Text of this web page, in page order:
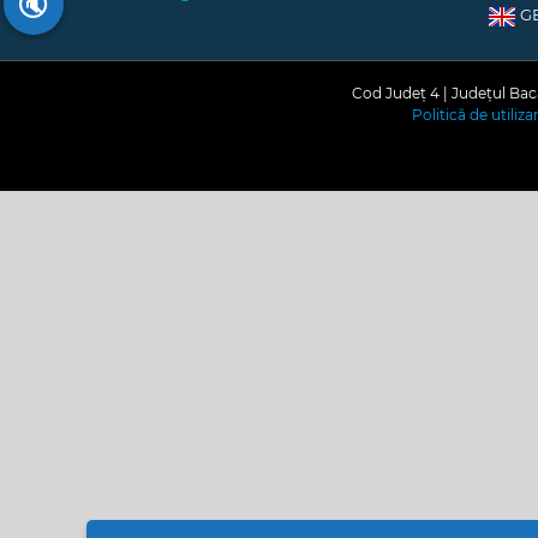
Cod Județ 4 | Județul
Politică de